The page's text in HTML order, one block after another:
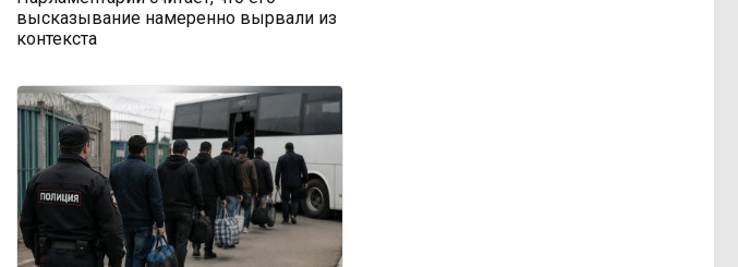
высказывание намеренно вырвали из
контекста